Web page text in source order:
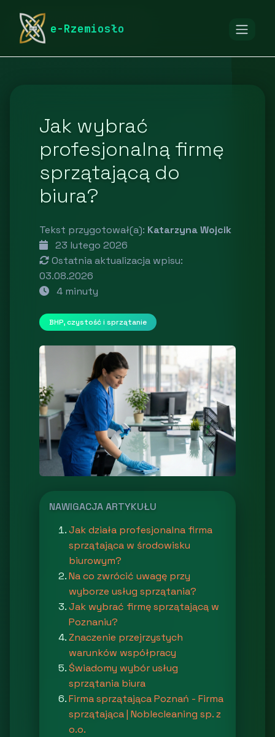
e-Rzemiosło
rymarstwo-poznan.pl
BHP, czystość i sprzątanie
Jak wybrać
profesjonalną firmę
sprzątającą do
biura?
Tekst przygotował(a): Katarzyna Wojcik
23 lutego 2026
Ostatnia aktualizacja wpisu:
03.08.2026
4 minuty
BHP, czystość i sprzątanie
NAWIGACJA ARTYKUŁU
Jak działa profesjonalna firma
sprzątająca w środowisku
biurowym?
Na co zwrócić uwagę przy
wyborze usług sprzątania?
Jak wybrać firmę sprzątającą w
Poznaniu?
Znaczenie przejrzystych
warunków współpracy
Świadomy wybór usług
sprzątania biura
Firma sprzątająca Poznań - Firma
sprzątająca | Noblecleaning sp. z
o.o.